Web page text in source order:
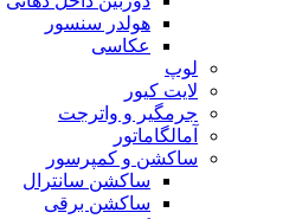
هولدر سنسور
عکاسی
لوپ
لایت کیور
جرمگیر و واترجت
آمالگاماتور
ساکشن و کمپرسور
ساکشن سانترال
ساکشن برقی